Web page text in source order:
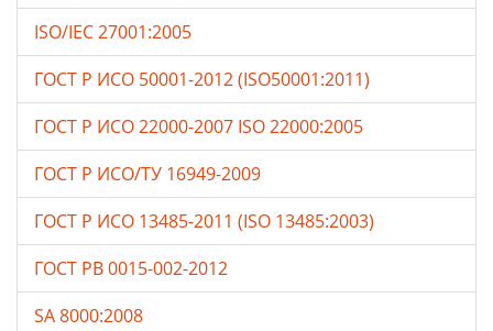
ISO/IEC 27001:2005
ГОСТ Р ИСО 50001-2012 (ISO50001:2011)
ГОСТ Р ИСО 22000-2007 ISO 22000:2005
ГОСТ Р ИСО/ТУ 16949-2009
ГОСТ Р ИСО 13485-2011 (ISO 13485:2003)
ГОСТ РВ 0015-002-2012
SA 8000:2008